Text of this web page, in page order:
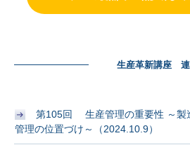
生産革新講座
第105回 生産管理の重要性 ～製
管理の位置づけ～（2024.10.9）